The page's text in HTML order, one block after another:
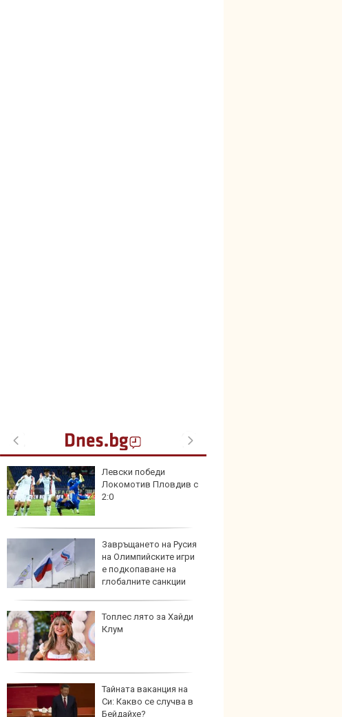
Левски победи
Локомотив Пловдив с
2:0
Завръщането на Русия
на Олимпийските игри
е подкопаване на
глобалните санкции
Топлес лято за Хайди
Клум
Тайната ваканция на
Си: Какво се случва в
Бейдайхе?